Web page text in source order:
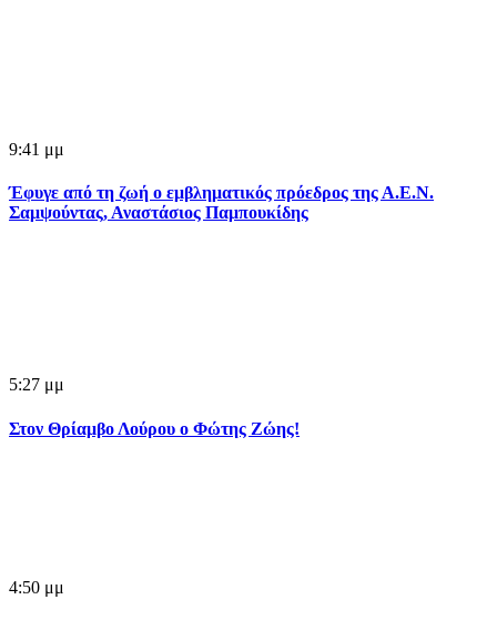
9:41 μμ
Έφυγε από τη ζωή ο εμβληματικός πρόεδρος της Α.Ε.Ν.
Σαμψούντας, Αναστάσιος Παμπουκίδης
5:27 μμ
Στον Θρίαμβο Λούρου ο Φώτης Ζώης!
4:50 μμ